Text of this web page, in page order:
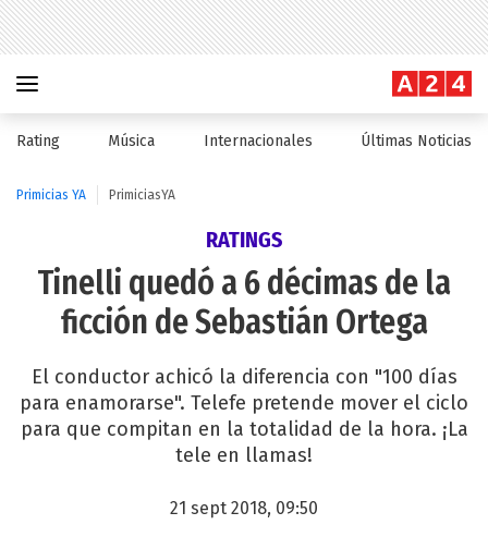
Rating Música Internacionales Últimas Noticias
Primicias YA PrimiciasYA
RATINGS
Tinelli quedó a 6 décimas de la
ficción de Sebastián Ortega
El conductor achicó la diferencia con "100 días
para enamorarse". Telefe pretende mover el ciclo
para que compitan en la totalidad de la hora. ¡La
tele en llamas!
21 sept 2018, 09:50